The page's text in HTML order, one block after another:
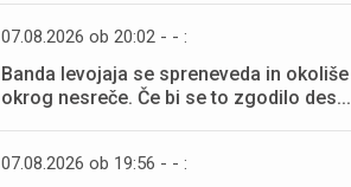
07.08.2026 ob 20:02 - - :
Banda levojaja se spreneveda in okoliše
okrog nesreče. Če bi se to zgodilo des...
07.08.2026 ob 19:56 - - :